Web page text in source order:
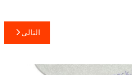
التالي